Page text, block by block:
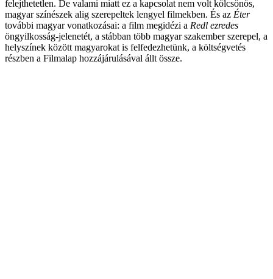
felejthetetlen. De valami miatt ez a kapcsolat nem volt kölcsönös,
magyar színészek alig szerepeltek lengyel filmekben. És az Éter
további magyar vonatkozásai: a film megidézi a Redl ezredes
öngyilkosság-jelenetét, a stábban több magyar szakember szerepel, a
helyszínek között magyarokat is felfedezhetünk, a költségvetés
részben a Filmalap hozzájárulásával állt össze.